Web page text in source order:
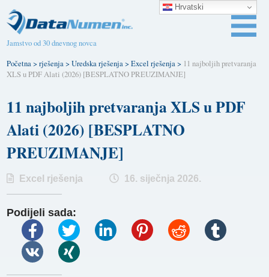
Jamstvo od 30 dnevnog novca
Početna>rješenja>Uredska rješenja>Excel rješenja> 11 najboljih pretvaranja
XLS u PDF Alati (2026) [BESPLATNO PREUZIMANJE]
11 najboljih pretvaranja XLS u PDF
Alati (2026) [BESPLATNO
PREUZIMANJE]
Excel rješenja 16. siječnja 2026.
Podijeli sada:
Hrvatski